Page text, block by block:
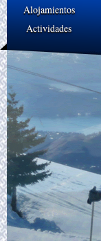
Alojamientos
Actividades